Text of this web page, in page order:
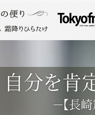
自分を肯
－【長